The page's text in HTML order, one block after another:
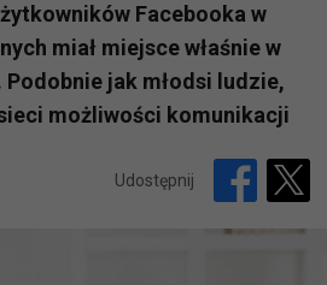
Facebooka w
miał miejsce właśnie w
jak młodsi ludzie,
możliwości komunikacji
Udostępnij